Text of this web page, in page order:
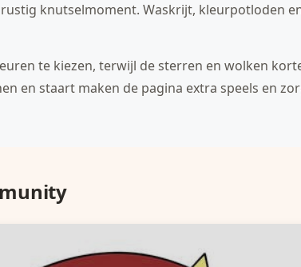
knutselmoment. Waskrijt, kleurpotloden
te kiezen, terwijl de sterren en wolken
en staart maken de pagina extra speels en